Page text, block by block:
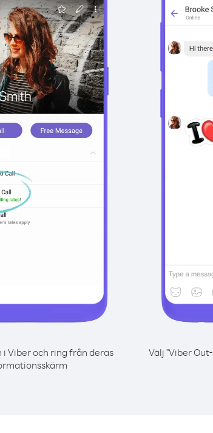
i Viber och ring från deras
Välj "Viber